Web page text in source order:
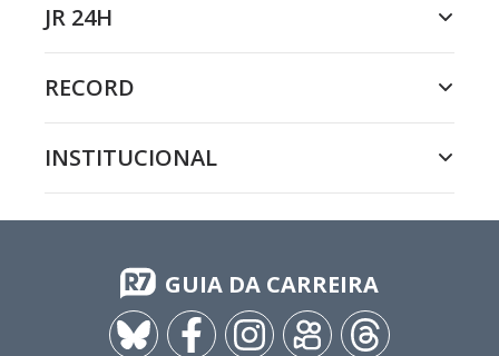
JR 24H
RECORD
INSTITUCIONAL
GUIA DA CARREIRA